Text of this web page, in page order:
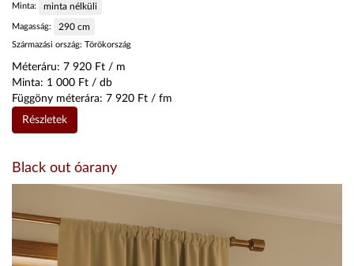
Minta: minta nélküli
Magasság: 290 cm
Származási ország: Törökország
Méteráru: 7 920 Ft / m
Minta: 1 000 Ft / db
Függöny méterára: 7 920 Ft / fm
Részletek
Black out óarany